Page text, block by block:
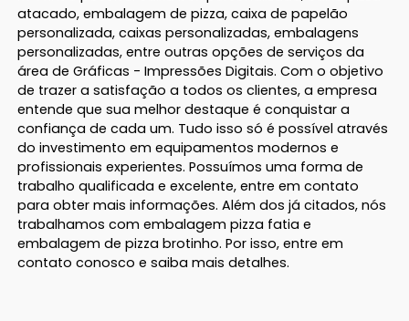
atacado, embalagem de pizza, caixa de papelão
personalizada, caixas personalizadas, embalagens
personalizadas, entre outras opções de serviços da
área de Gráficas - Impressões Digitais. Com o objetivo
de trazer a satisfação a todos os clientes, a empresa
entende que sua melhor destaque é conquistar a
confiança de cada um. Tudo isso só é possível através
do investimento em equipamentos modernos e
profissionais experientes. Possuímos uma forma de
trabalho qualificada e excelente, entre em contato
para obter mais informações. Além dos já citados, nós
trabalhamos com embalagem pizza fatia e
embalagem de pizza brotinho. Por isso, entre em
contato conosco e saiba mais detalhes.